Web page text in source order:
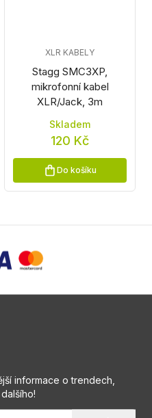
Stagg SMC3XP,
mikrofonní kabel
XLR/Jack, 3m
XLR KABELY
Skladem
120 Kč
Do košíku
informace o trendech,